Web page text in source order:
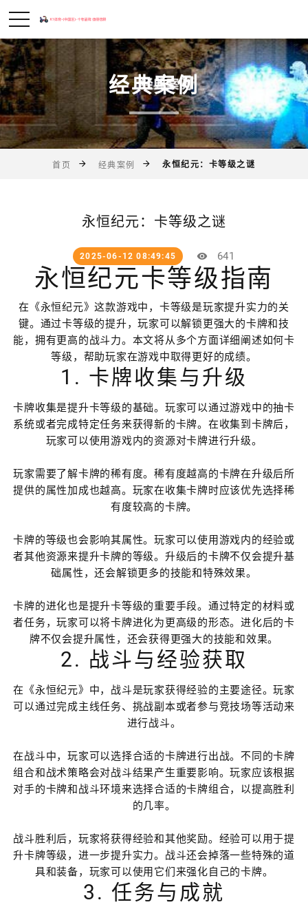
经典案例
首页 经典案例 永恒纪元：卡等级之谜
永恒纪元：卡等级之谜
2025-06-12 08:49:45 641
永恒纪元卡等级指南
在《永恒纪元》这款游戏中，卡等级是玩家提升实力的关
键。通过卡等级的提升，玩家可以解锁更强大的卡牌和技
能，拥有更高的战斗力。本文将从多个方面详细阐述如何卡
等级，帮助玩家在游戏中取得更好的成绩。
1. 卡牌收集与升级
卡牌收集是提升卡等级的基础。玩家可以通过游戏中的抽卡
系统或者完成特定任务来获得新的卡牌。在收集到卡牌后，
玩家可以使用游戏内的资源对卡牌进行升级。
玩家需要了解卡牌的稀有度。稀有度越高的卡牌在升级后所
提供的属性加成也越高。玩家在收集卡牌时应该优先选择稀
有度较高的卡牌。
卡牌的等级也会影响其属性。玩家可以使用游戏内的经验或
者其他资源来提升卡牌的等级。升级后的卡牌不仅会提升基
础属性，还会解锁更多的技能和特殊效果。
卡牌的进化也是提升卡等级的重要手段。通过特定的材料或
者任务，玩家可以将卡牌进化为更高级的形态。进化后的卡
牌不仅会提升属性，还会获得更强大的技能和效果。
2. 战斗与经验获取
在《永恒纪元》中，战斗是玩家获得经验的主要途径。玩家
可以通过完成主线任务、挑战副本或者参与竞技场等活动来
进行战斗。
在战斗中，玩家可以选择合适的卡牌进行出战。不同的卡牌
组合和战术策略会对战斗结果产生重要影响。玩家应该根据
对手的卡牌和战斗环境来选择合适的卡牌组合，以提高胜利
的几率。
战斗胜利后，玩家将获得经验和其他奖励。经验可以用于提
升卡牌等级，进一步提升实力。战斗还会掉落一些特殊的道
具和装备，玩家可以使用它们来强化自己的卡牌。
3. 任务与成就